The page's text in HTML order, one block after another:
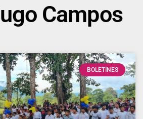
Campos
BOLETINES